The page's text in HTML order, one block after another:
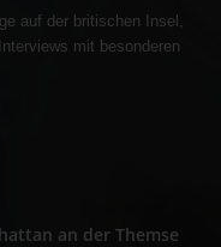
auf der britischen Insel,
mit besonderen
an der Themse